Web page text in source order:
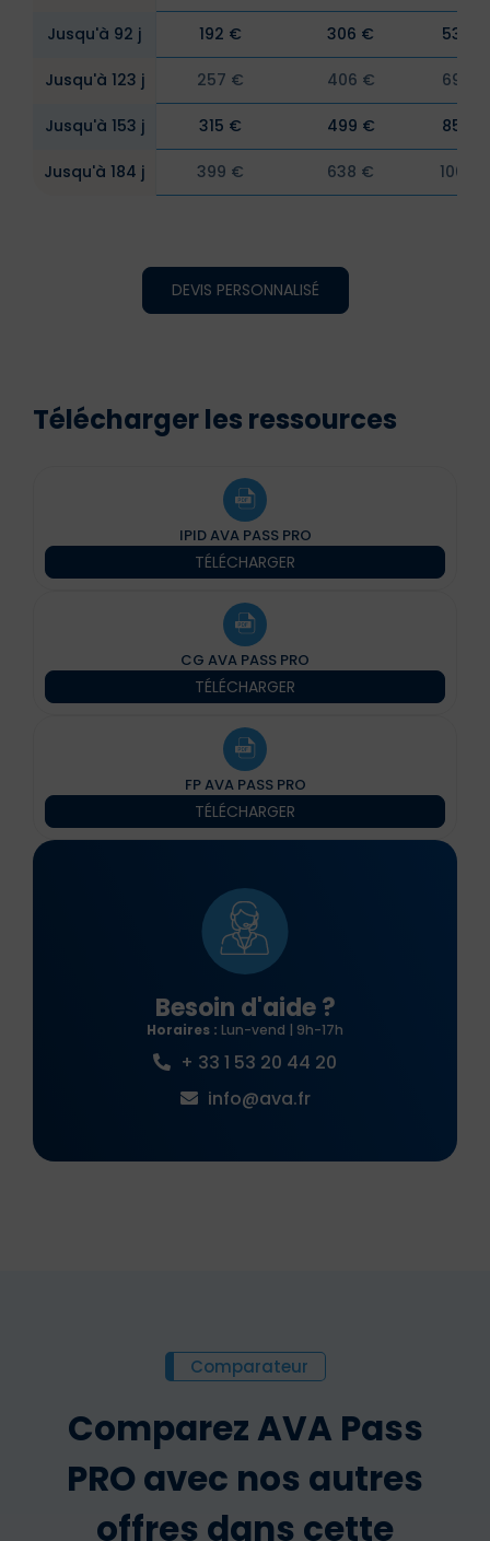
Jusqu'à 92 j 192 € 306 € 535 €
Jusqu'à 123 j 257 € 406 € 695 €
Jusqu'à 153 j 315 € 499 € 854 €
Jusqu'à 184 j 399 € 638 € 1005
DEVIS PERSONNALISÉ
Télécharger les ressources
IPID AVA PASS PRO
TÉLÉCHARGER
CG AVA PASS PRO
TÉLÉCHARGER
FP AVA PASS PRO
TÉLÉCHARGER
Besoin d'aide ?
Horaires : Lun-vend | 9h-17h
+ 33 1 53 20 44 20
info@ava.fr
Comparateur
Comparez AVA Pass
PRO avec nos autres
offres dans cette